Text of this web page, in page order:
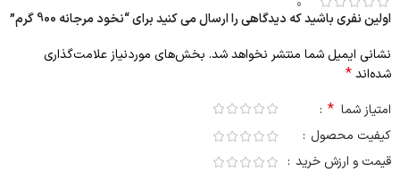
0
اولین نفری باشید که دیدگاهی را ارسال می کنید برای “نخود مرجانه 900 گرم”
نشانی ایمیل شما منتشر نخواهد شد. بخش‌های موردنیاز علامت‌گذاری
شده‌اند*
امتیاز شما *
کیفیت محصول
قیمت و ارزش خرید